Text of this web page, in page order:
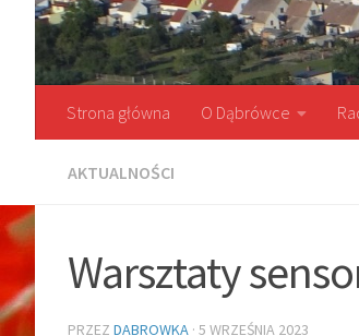
Strona główna O Dąbrówce
AKTUALNOŚCI
Warsztaty
PRZEZ DABROWKA · 5 WRZEŚNIA 2023